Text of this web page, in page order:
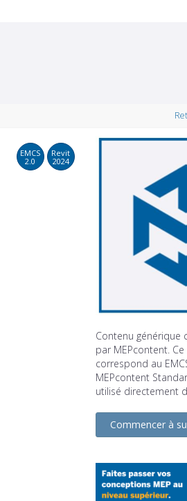
EMCS
2.0
Revit
2024
Contenu générique
par MEPcontent.
correspond au
MEPcontent
utilisé directement
Commencer à